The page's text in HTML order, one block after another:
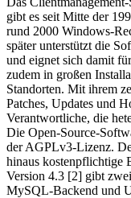
gibt es seit Mitte der
rund 2000 Windows-
später unterstützt die
und eignet sich damit
zudem in großen
Standorten. Mit ihrem
Patches, Updates und
Verantwortliche, die
Die Open-Source-
der AGPLv3-Lizenz.
hinaus kostenpflichtige
Version 4.3 [2] gibt
MySQL-Backend und